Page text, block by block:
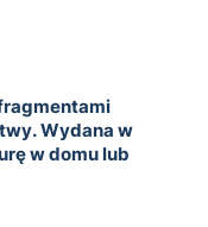
Wydana w
w domu lub